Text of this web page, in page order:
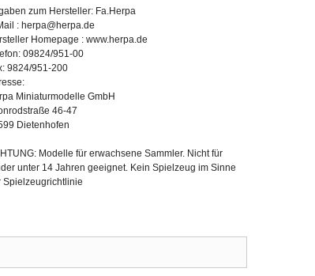
zum Hersteller: Fa.Herpa
: herpa@herpa.de
Homepage : www.herpa.de
09824/951-00
9824/951-200
Miniaturmodelle GmbH
46-47
Dietenhofen
Modelle für erwachsene Sammler. Nicht für
unter 14 Jahren geeignet. Kein Spielzeug im Sinne
Spielzeugrichtlinie